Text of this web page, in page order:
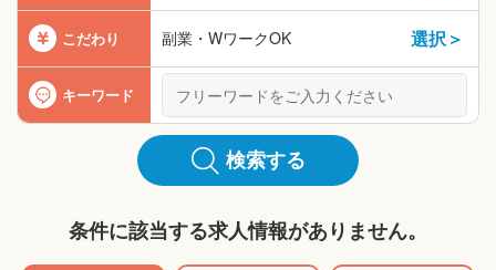
こだわり 副業・WワークOK 選択＞
キーワード
検索する
条件に該当する求人情報がありません。